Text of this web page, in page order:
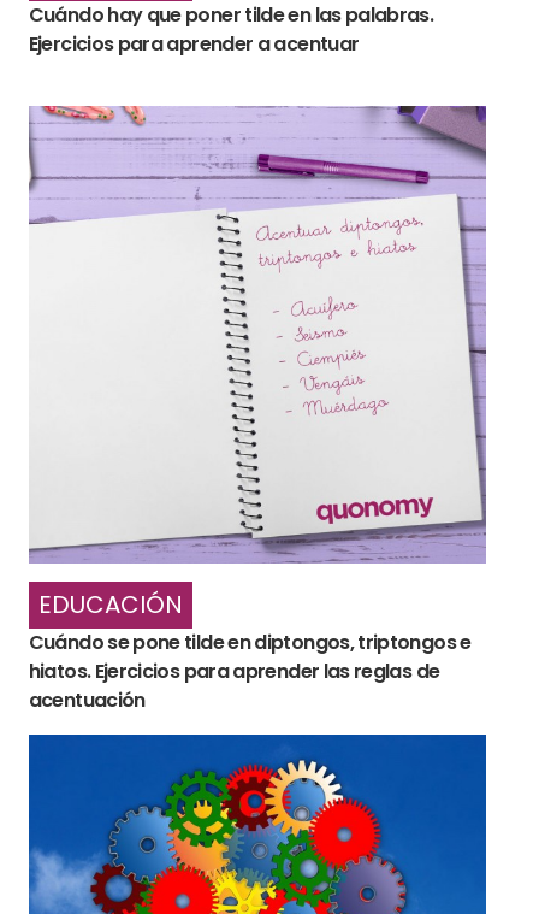
Cuándo hay que poner tilde en las palabras.
Ejercicios para aprender a acentuar
EDUCACIÓN
Cuándo se pone tilde en diptongos, triptongos e
hiatos. Ejercicios para aprender las reglas de
acentuación